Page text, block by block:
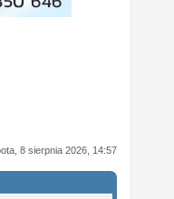
8 sierpnia 2026, 14:57